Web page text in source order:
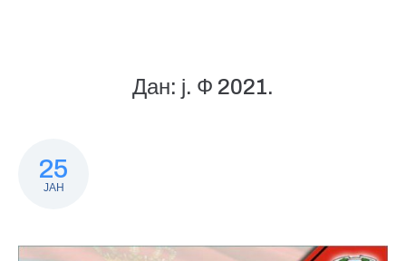
Дан: ј. Ф 2021.
25
ЈАН